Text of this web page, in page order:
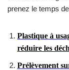
prenez le temps
Plastique à
réduire les
Prélèvement